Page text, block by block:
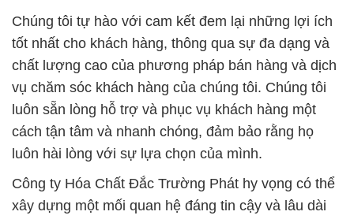
Chúng tôi tự hào với cam kết đem lại những lợi ích
tốt nhất cho khách hàng, thông qua sự đa dạng và
chất lượng cao của phương pháp bán hàng và dịch
vụ chăm sóc khách hàng của chúng tôi. Chúng tôi
luôn sẵn lòng hỗ trợ và phục vụ khách hàng một
cách tận tâm và nhanh chóng, đảm bảo rằng họ
luôn hài lòng với sự lựa chọn của mình.
Công ty Hóa Chất Đắc Trường Phát hy vọng có thể
xây dựng một mối quan hệ đáng tin cậy và lâu dài